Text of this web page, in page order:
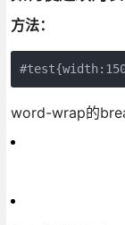
方法：
word-wrap的